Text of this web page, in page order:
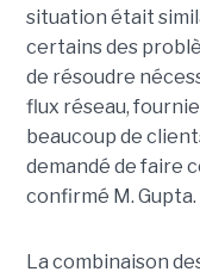
situation était
certains des
de résoudre
flux réseau,
beaucoup de
demandé de faire
confirmé M. Gupta.
La combinaison